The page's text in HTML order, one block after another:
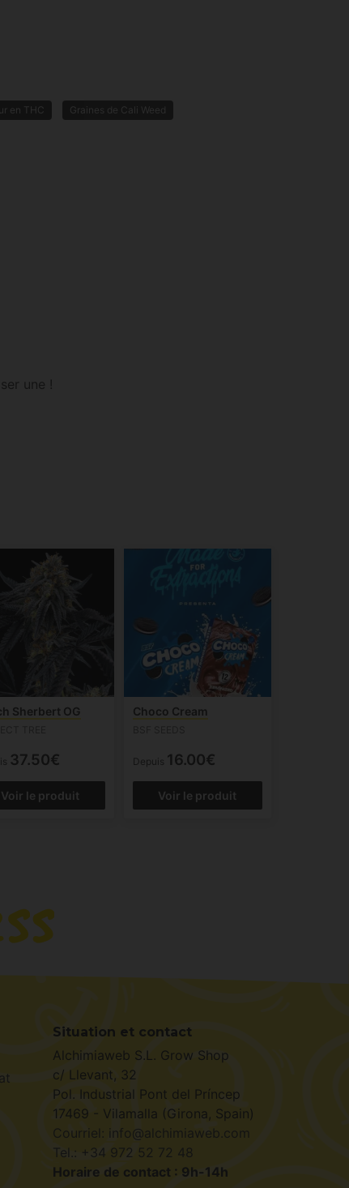
en THC Graines de Cali Weed
une !
Sherbert OG
37.50€
Voir le produit
Choco Cream
Depuis 16.00€
Voir le produit
Situation et contact
Alchimiaweb S.L. Grow Shop
c/ Llevant, 32
Pol. Industrial Pont del Príncep
17469 - Vilamalla (Girona, Spain)
Courriel: info@alchimiaweb.com
Tel.: +34 972 52 72 48
Horaire de contact : 9h-14h